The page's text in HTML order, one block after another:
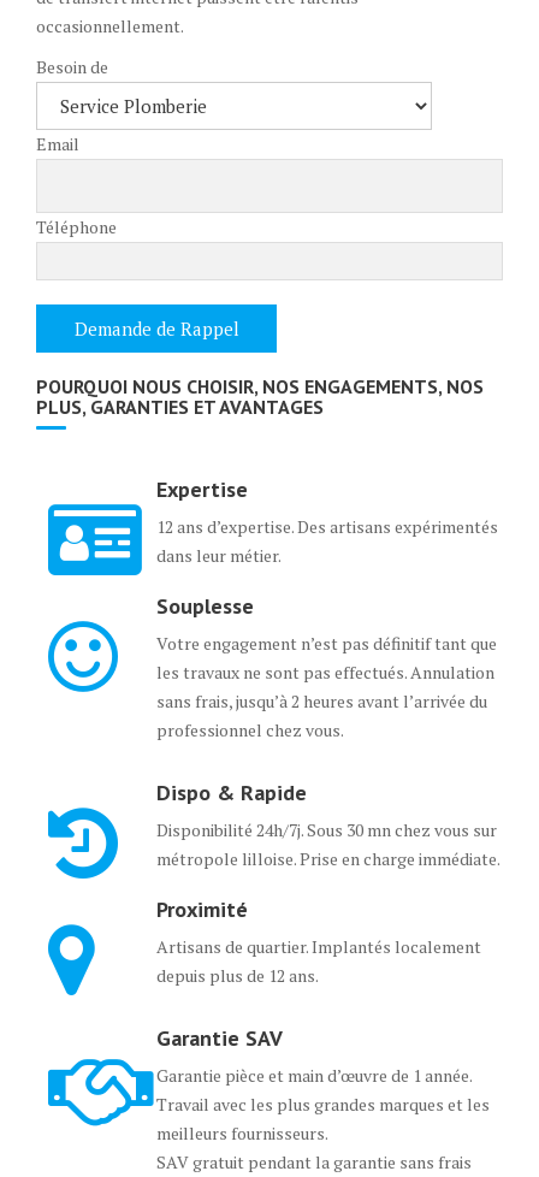
occasionnellement.
Besoin de
Email
Téléphone
POURQUOI NOUS CHOISIR, NOS ENGAGEMENTS, NOS
PLUS, GARANTIES ET AVANTAGES
Expertise
12 ans d’expertise. Des artisans expérimentés
dans leur métier.
Souplesse
Votre engagement n’est pas définitif tant que
les travaux ne sont pas effectués. Annulation
sans frais, jusqu’à 2 heures avant l’arrivée du
professionnel chez vous.
Dispo & Rapide
Disponibilité 24h/7j. Sous 30 mn chez vous sur
métropole lilloise. Prise en charge immédiate.
Proximité
Artisans de quartier. Implantés localement
depuis plus de 12 ans.
Garantie SAV
Garantie pièce et main d’œuvre de 1 année.
Travail avec les plus grandes marques et les
meilleurs fournisseurs.
SAV gratuit pendant la garantie sans frais